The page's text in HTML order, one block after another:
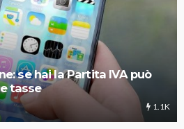
se hai la Partita IVA può
tasse
1.1K